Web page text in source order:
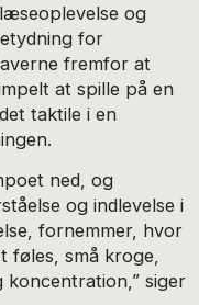
og
for
fremfor at
at spille på en
taktile i en
ned, og
og indlevelse i
fornemmer, hvor
små kroge,
siger